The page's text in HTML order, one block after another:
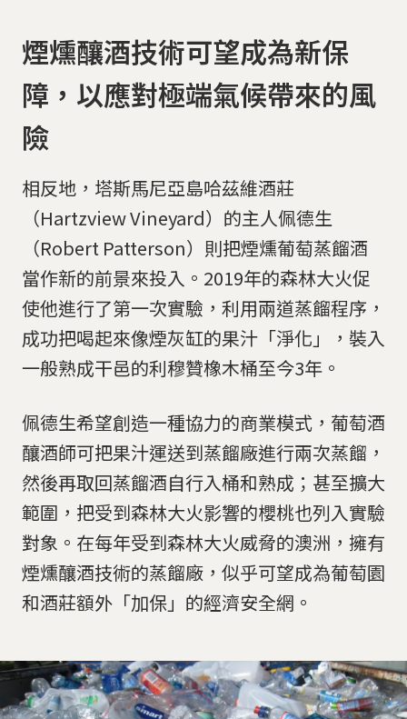
煙燻釀酒技術可望成為新保
障，以應對極端氣候帶來的風
險
相反地，塔斯馬尼亞島哈茲維酒莊
（Hartzview Vineyard）的主人佩德生
（Robert Patterson）則把煙燻葡萄蒸餾酒
當作新的前景來投入。2019年的森林大火促
使他進行了第一次實驗，利用兩道蒸餾程序，
成功把喝起來像煙灰缸的果汁「淨化」，裝入
一般熟成干邑的利穆贊橡木桶至今3年。
佩德生希望創造一種協力的商業模式，葡萄酒
釀酒師可把果汁運送到蒸餾廠進行兩次蒸餾，
然後再取回蒸餾酒自行入桶和熟成；甚至擴大
範圍，把受到森林大火影響的櫻桃也列入實驗
對象。在每年受到森林大火威脅的澳洲，擁有
煙燻釀酒技術的蒸餾廠，似乎可望成為葡萄園
和酒莊額外「加保」的經濟安全網。